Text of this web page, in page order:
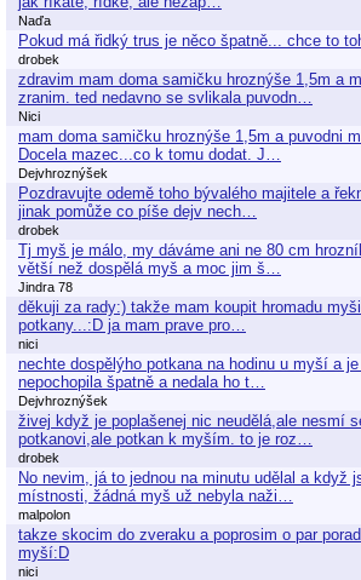
Naďa
Pokud má řidký trus je něco špatně... chce to
drobek
zdravim mam doma samičku hroznýše 1,5m a
zranim. ted nedavno se svlikala puvodn…
Nici
mam doma samičku hroznýše 1,5m a puvodni
Docela mazec...co k tomu dodat. J…
Dejvhroznýšek
Pozdravujte odemě toho bývalého majitele a
jinak pomůže co píše dejv nech…
drobek
Tj myš je málo, my dáváme ani ne 80 cm
větší než dospělá myš a moc jim š…
Jindra 78
děkuji za rady:) takže mam koupit hromadu
potkany...:D ja mam prave pro…
nici
nechte dospělýho potkana na hodinu u myší a
nepochopila špatně a nedala ho t…
Dejvhroznýšek
živej když je poplašenej nic neudělá,ale nesmí
potkanovi,ale potkan k myším. to je roz…
drobek
No nevim, já to jednou na minutu udělal a když
místnosti, žádná myš už nebyla naži…
malpolon
takze skocim do zveraku a poprosim o par
myší:D
nici